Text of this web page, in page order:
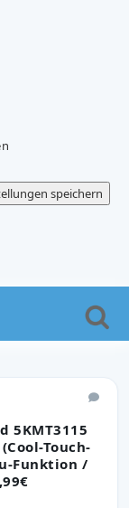
speichern
5KMT3115
Touch-
Funktion /